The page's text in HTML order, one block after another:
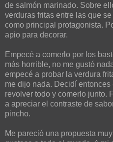
de salmón marinado. Sobre
verduras fritas entre las que
como principal protagonista.
apio para decorar.
Empecé a comerlo por los
más horrible, no me gustó
empecé a probar la verdura
me dijo nada. Decidí
revolver todo y comerlo junto.
a apreciar el contraste de
pincho.
Me pareció una propuesta